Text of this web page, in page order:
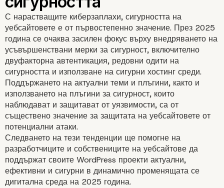
4. Устойчив уеб
С нарастващите киберзаплахи, сигурността на
уебсайтовете е от първостепенно значение. През 2025
година се очаква засилен фокус върху внедряването на
усъвършенствани мерки за сигурност, включително
двуфакторна автентикация, редовни одити на
сигурността и използване на сигурни хостинг среди.
Поддържането на актуални теми и плъгини, както и
използването на плъгини за сигурност, които
наблюдават и защитават от уязвимости, са от
съществено значение за защитата на уебсайтовете от
потенциални атаки.
Следването на тези тенденции ще помогне на
разработчиците и собствениците на уебсайтове да
поддържат своите WordPress проекти актуални,
ефективни и сигурни в динамично променящата се
дигитална среда на 2025 година.